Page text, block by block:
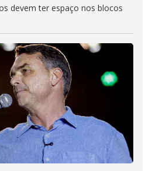
devem ter espaço nos blocos